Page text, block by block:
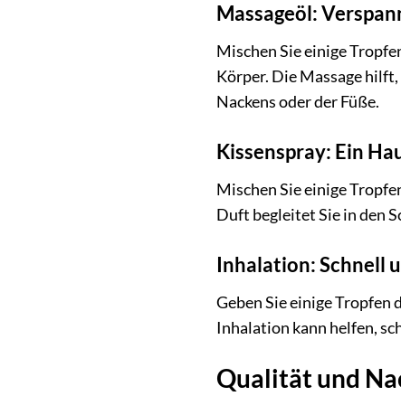
Massageöl:
Mischen Sie einige
Körper. Die Massage
Nackens oder der Füße.
Kissenspray: Ein
Mischen Sie einige
Duft begleitet Sie in den
Inhalation: Schnell
Geben Sie einige Tropfen
Inhalation kann helfen,
Qualität und